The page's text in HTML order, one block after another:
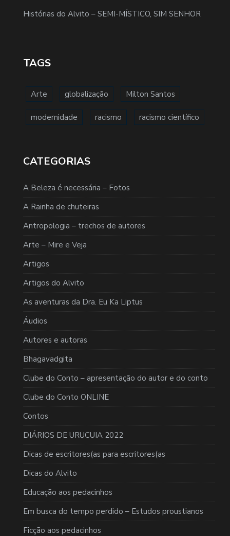
Histórias do Alvito – SEMI-MÍSTICO, SIM SENHOR
TAGS
Arte globalização Milton Santos
modernidade racismo racismo científico
CATEGORIAS
A Beleza é necessária – Fotos
A Rainha de chuteiras
Antropologia – trechos de autores
Arte – Mire e Veja
Artigos
Artigos do Alvito
As aventuras da Dra. Eu Ka Liptus
Áudios
Autores e autoras
Bhagavadgita
Clube do Conto – apresentação do autor e do conto
Clube do Conto ONLINE
Contos
DIÁRIOS DE URUCUIA 2022
Dicas de escritores(as para escritores(as
Dicas do Alvito
Educação aos pedacinhos
Em busca do tempo perdido – Estudos proustianos
Ficção aos pedacinhos